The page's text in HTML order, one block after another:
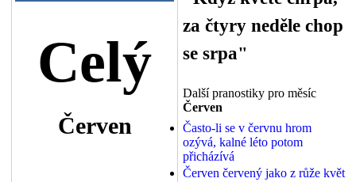
Celý
Červen
za čtyry neděle chop
se srpa"
Další pranostiky pro měsíc
Červen
Často-li se v červnu hrom
ozývá, kalné léto potom
přicházívá
Červen červený jako z růže květ